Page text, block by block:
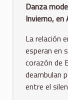
Danza
Invierno, en
La relación
esperan en
corazón de
deambulan
entre el